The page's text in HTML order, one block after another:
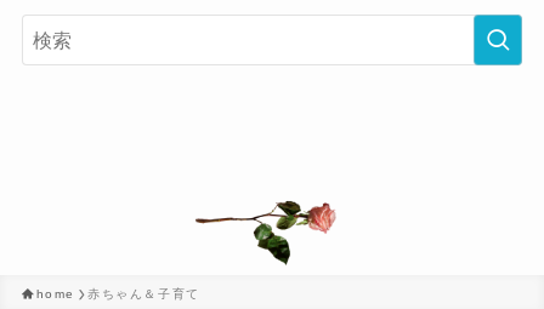
home 赤ちゃん＆子育て